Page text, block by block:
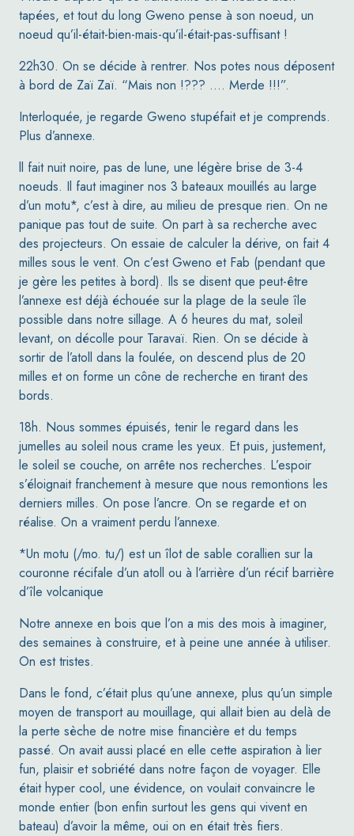
tapées, et tout du long Gweno pense à son noeud, un
noeud qu’il-était-bien-mais-qu’il-était-pas-suffisant !
22h30. On se décide à rentrer. Nos potes nous déposent
à bord de Zaï Zaï. “Mais non !??? …. Merde !!!”.
Interloquée, je regarde Gweno stupéfait et je comprends.
Plus d’annexe.
ll fait nuit noire, pas de lune, une légère brise de 3-4
noeuds. Il faut imaginer nos 3 bateaux mouillés au large
d’un motu*, c’est à dire, au milieu de presque rien. On ne
panique pas tout de suite. On part à sa recherche avec
des projecteurs. On essaie de calculer la dérive, on fait 4
milles sous le vent. On c’est Gweno et Fab (pendant que
je gère les petites à bord). Ils se disent que peut-être
l’annexe est déjà échouée sur la plage de la seule île
possible dans notre sillage. A 6 heures du mat, soleil
levant, on décolle pour Taravaï. Rien. On se décide à
sortir de l’atoll dans la foulée, on descend plus de 20
milles et on forme un cône de recherche en tirant des
bords.
18h. Nous sommes épuisés, tenir le regard dans les
jumelles au soleil nous crame les yeux. Et puis, justement,
le soleil se couche, on arrête nos recherches. L’espoir
s’éloignait franchement à mesure que nous remontions les
derniers milles. On pose l’ancre. On se regarde et on
réalise. On a vraiment perdu l’annexe.
*Un motu (/mo. tu/) est un îlot de sable corallien sur la
couronne récifale d’un atoll ou à l’arrière d’un récif barrière
d’île volcanique
Notre annexe en bois que l’on a mis des mois à imaginer,
des semaines à construire, et à peine une année à utiliser.
On est tristes.
Dans le fond, c’était plus qu’une annexe, plus qu’un simple
moyen de transport au mouillage, qui allait bien au delà de
la perte sèche de notre mise financière et du temps
passé. On avait aussi placé en elle cette aspiration à lier
fun, plaisir et sobriété dans notre façon de voyager. Elle
était hyper cool, une évidence, on voulait convaincre le
monde entier (bon enfin surtout les gens qui vivent en
bateau) d’avoir la même, oui on en était très fiers.